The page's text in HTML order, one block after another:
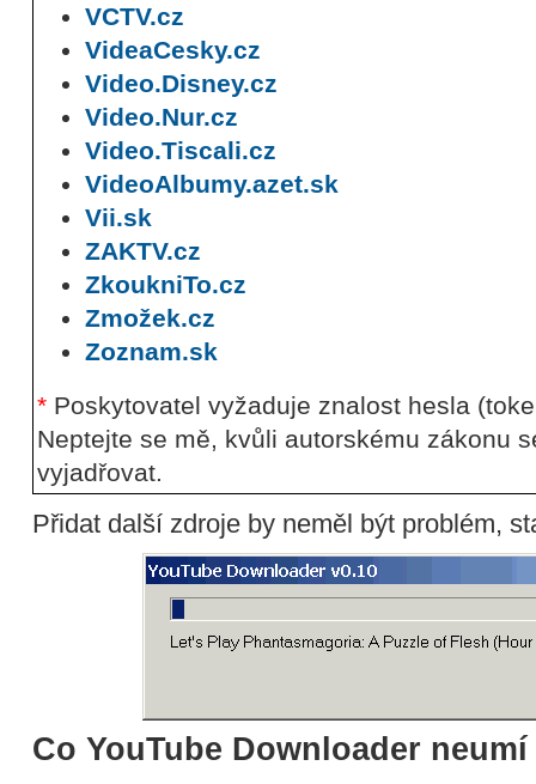
VCTV.cz
VideaCesky.cz
Video.Disney.cz
Video.Nur.cz
Video.Tiscali.cz
VideoAlbumy.azet.sk
Vii.sk
ZAKTV.cz
ZkoukniTo.cz
Zmožek.cz
Zoznam.sk
* Poskytovatel vyžaduje znalost hesla
Neptejte se mě, kvůli autorskému zákonu
vyjadřovat.
Přidat další zdroje by neměl být problém,
Co YouTube Downloader neumí